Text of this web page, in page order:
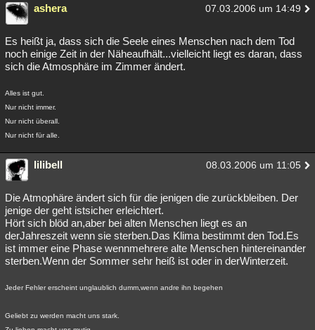
ashera 07.03.2006 um 14:49
Es heißt ja, dass sich die Seele eines Menschen nach dem Tod
noch einige Zeit in der Näheaufhält...vielleicht liegt es daran, dass
sich die Atmosphäre im Zimmer ändert.
Alles ist gut.
Nur nicht immer.
Nur nicht überall.
Nur nicht für alle.
lilibell 08.03.2006 um 11:05
Die Atmophäre ändert sich für die jenigen die zurückbleiben. Der
jenige der geht istsicher erleichtert.
Hört sich blöd an,aber bei alten Menschen liegt es an
derJahreszeit wenn sie sterben.Das Klima bestimmt den Tod.Es
ist immer eine Phase wennmehrere alte Menschen hintereinander
sterben.Wenn der Sommer sehr heiß ist oder in derWinterzeit.
Jeder Fehler erscheint unglaublich dumm,wenn andre ihn begehen
Geliebt zu werden macht uns stark.